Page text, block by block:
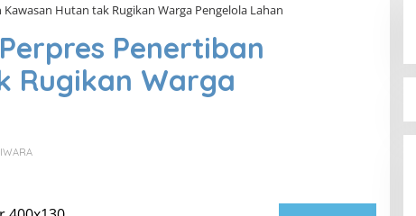
Hutan tak Rugikan Warga Pengelola Lahan
Penertiban
Rugikan Warga